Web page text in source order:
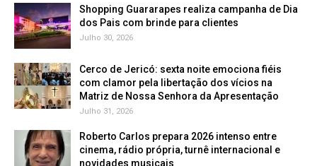
Shopping Guararapes realiza campanha de Dia
dos Pais com brinde para clientes
Julho 30, 2026
Cerco de Jericó: sexta noite emociona fiéis
com clamor pela libertação dos vícios na
Matriz de Nossa Senhora da Apresentação
Julho 31, 2026
Roberto Carlos prepara 2026 intenso entre
cinema, rádio própria, turnê internacional e
novidades musicais